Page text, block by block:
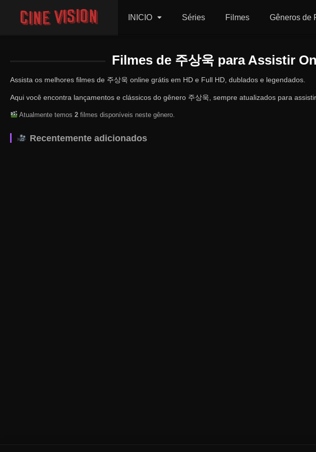
INICIO Séries Filmes Gêneros de
Filmes de 주상욱 para Assistir
Assista os melhores filmes de 주상욱 online grátis em HD e Full HD, dublados e legendados.
Aqui você encontra lançamentos e clássicos do gênero 주상욱, sempre atualizados para
Atualmente temos 2filmes disponíveis neste gênero.
Recentemente adicionados